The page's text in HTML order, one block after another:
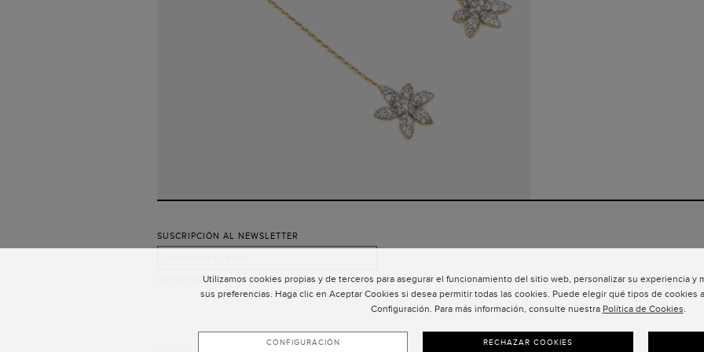
Utilizamos cookies propias y de terceros para asegurar el funcionamiento del sitio web, personalizar su experiencia y
sus preferencias. Haga clic en Aceptar Cookies si desea permitir todas las cookies. Puede elegir qué tipos de cookies
Configuración. Para más información, consulte nuestra Política de Cookies.
CONFIGURACIÓN RECHAZAR COOKIES
ATENCIÓN AL
SUSCRIPCIÓN AL NEWSLETTER
SUSCRIBIRSE